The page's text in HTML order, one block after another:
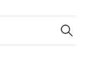
Suchen
nach: